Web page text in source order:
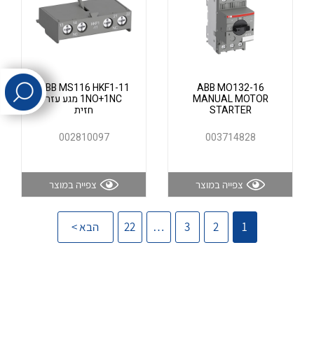
לכל מוצרי היצרן לכל מוצרי היצרן
לכל מוצרי היצרן לכל מוצרי היצרן
ABB MO132-16
MANUAL MOTOR
STARTER
003714828
צפייה במוצר
ABB MS116 HKF1-11
1NO+1NC מגע עזר
חזית
002810097
צפייה במוצר
1
2
3
…
22 הבא >